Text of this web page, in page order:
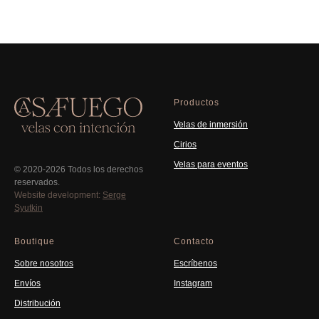
© 2020-2026 Todos los derechos
reservados.
Website development: Serge
Syutkin
Productos
Velas de inmersión
Cirios
Velas para eventos
Boutique
Sobre nosotros
Envíos
Distribución
Contacto
Escríbenos
Instagram